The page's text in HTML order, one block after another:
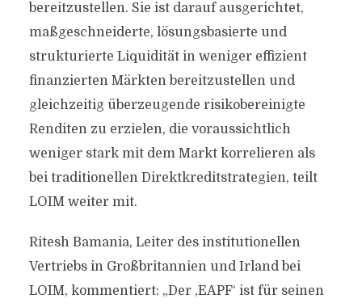
bereitzustellen. Sie ist darauf ausgerichtet,
maßgeschneiderte, lösungsbasierte und
strukturierte Liquidität in weniger effizient
finanzierten Märkten bereitzustellen und
gleichzeitig überzeugende risikobereinigte
Renditen zu erzielen, die voraussichtlich
weniger stark mit dem Markt korrelieren als
bei traditionellen Direktkreditstrategien, teilt
LOIM weiter mit.
Ritesh Bamania, Leiter des institutionellen
Vertriebs in Großbritannien und Irland bei
LOIM, kommentiert: „Der ,EAPF‘ ist für seinen